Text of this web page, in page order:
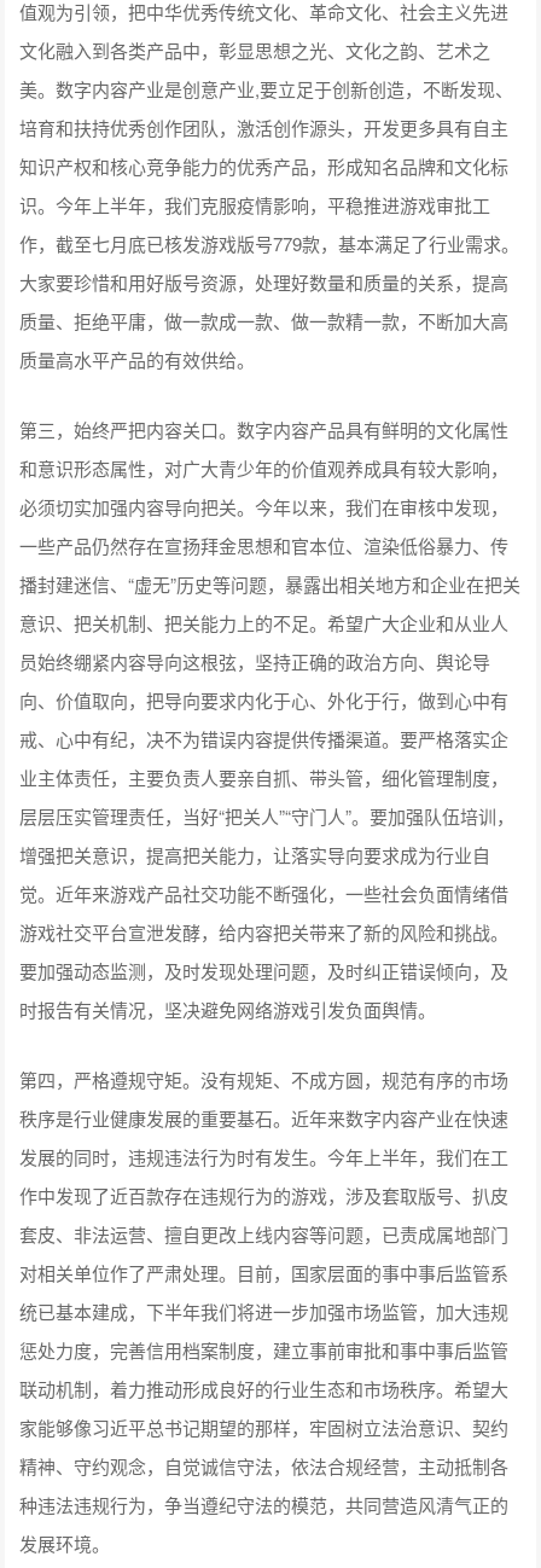
值观为引领，把中华优秀传统文化、革命文化、社会主义先进
文化融入到各类产品中，彰显思想之光、文化之韵、艺术之
美。数字内容产业是创意产业,要立足于创新创造，不断发现、
培育和扶持优秀创作团队，激活创作源头，开发更多具有自主
知识产权和核心竞争能力的优秀产品，形成知名品牌和文化标
识。今年上半年，我们克服疫情影响，平稳推进游戏审批工
作，截至七月底已核发游戏版号779款，基本满足了行业需求。
大家要珍惜和用好版号资源，处理好数量和质量的关系，提高
质量、拒绝平庸，做一款成一款、做一款精一款，不断加大高
质量高水平产品的有效供给。
第三，始终严把内容关口。数字内容产品具有鲜明的文化属性
和意识形态属性，对广大青少年的价值观养成具有较大影响，
必须切实加强内容导向把关。今年以来，我们在审核中发现，
一些产品仍然存在宣扬拜金思想和官本位、渲染低俗暴力、传
播封建迷信、“虚无”历史等问题，暴露出相关地方和企业在把关
意识、把关机制、把关能力上的不足。希望广大企业和从业人
员始终绷紧内容导向这根弦，坚持正确的政治方向、舆论导
向、价值取向，把导向要求内化于心、外化于行，做到心中有
戒、心中有纪，决不为错误内容提供传播渠道。要严格落实企
业主体责任，主要负责人要亲自抓、带头管，细化管理制度，
层层压实管理责任，当好“把关人”“守门人”。要加强队伍培训，
增强把关意识，提高把关能力，让落实导向要求成为行业自
觉。近年来游戏产品社交功能不断强化，一些社会负面情绪借
游戏社交平台宣泄发酵，给内容把关带来了新的风险和挑战。
要加强动态监测，及时发现处理问题，及时纠正错误倾向，及
时报告有关情况，坚决避免网络游戏引发负面舆情。
第四，严格遵规守矩。没有规矩、不成方圆，规范有序的市场
秩序是行业健康发展的重要基石。近年来数字内容产业在快速
发展的同时，违规违法行为时有发生。今年上半年，我们在工
作中发现了近百款存在违规行为的游戏，涉及套取版号、扒皮
套皮、非法运营、擅自更改上线内容等问题，已责成属地部门
对相关单位作了严肃处理。目前，国家层面的事中事后监管系
统已基本建成，下半年我们将进一步加强市场监管，加大违规
惩处力度，完善信用档案制度，建立事前审批和事中事后监管
联动机制，着力推动形成良好的行业生态和市场秩序。希望大
家能够像习近平总书记期望的那样，牢固树立法治意识、契约
精神、守约观念，自觉诚信守法，依法合规经营，主动抵制各
种违法违规行为，争当遵纪守法的模范，共同营造风清气正的
发展环境。